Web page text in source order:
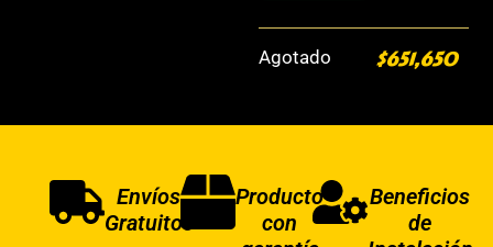
$651,650
Agotado
Envíos
Gratuitos
Producto
con
Beneficios
de